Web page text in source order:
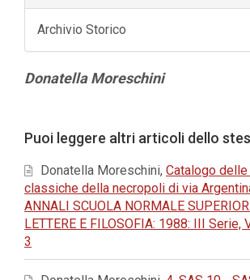
Archivio Storico
Contenuto
Donatella Moreschini
dell'articolo
Puoi leggere altri articoli dello
Donatella Moreschini, Catalogo
classiche della necropoli di via
ANNALI SCUOLA NORMALE
LETTERE E FILOSOFIA: 1988: III Serie,
3